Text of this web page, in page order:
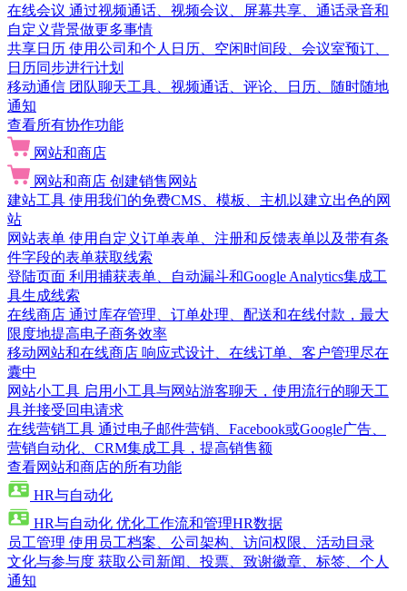
在线会议 通过视频通话、视频会议、屏幕共享、通话录音和
自定义背景做更多事情
共享日历 使用公司和个人日历、空闲时间段、会议室预订、
日历同步进行计划
移动通信 团队聊天工具、视频通话、评论、日历、随时随地
通知
查看所有协作功能
网站和商店
网站和商店 创建销售网站
建站工具 使用我们的免费CMS、模板、主机以建立出色的网
站
网站表单 使用自定义订单表单、注册和反馈表单以及带有条
件字段的表单获取线索
登陆页面 利用捕获表单、自动漏斗和Google Analytics集成工
具生成线索
在线商店 通过库存管理、订单处理、配送和在线付款，最大
限度地提高电子商务效率
移动网站和在线商店 响应式设计、在线订单、客户管理尽在
囊中
网站小工具 启用小工具与网站游客聊天，使用流行的聊天工
具并接受回电请求
在线营销工具 通过电子邮件营销、Facebook或Google广告、
营销自动化、CRM集成工具，提高销售额
查看网站和商店的所有功能
HR与自动化
HR与自动化 优化工作流和管理HR数据
员工管理 使用员工档案、公司架构、访问权限、活动目录
文化与参与度 获取公司新闻、投票、致谢徽章、标签、个人
通知